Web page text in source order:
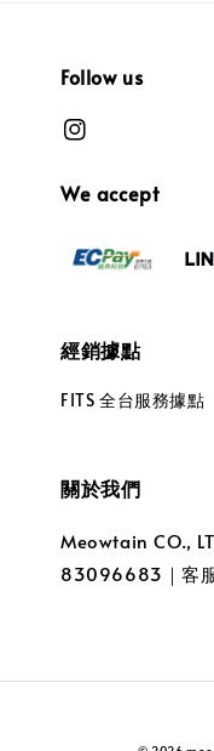
Follow us
We accept
經銷據點
FITS 全台服務據點
關於我們
Meowtain CO.,
83096683｜客